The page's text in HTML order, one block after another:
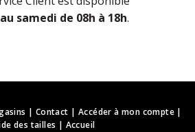
samedi de 08h à 18h.
| Contact | Accéder à mon compte|
des tailles | Accueil